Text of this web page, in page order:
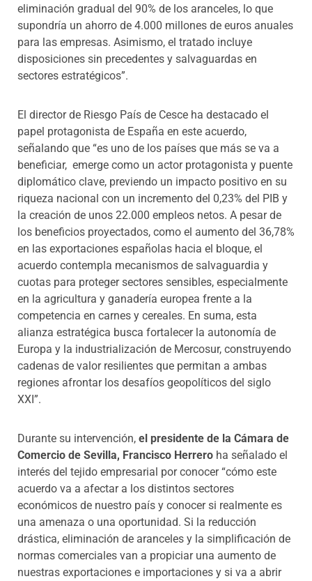
eliminación gradual del 90% de los aranceles, lo que
supondría un ahorro de 4.000 millones de euros anuales
para las empresas. Asimismo, el tratado incluye
disposiciones sin precedentes y salvaguardas en
sectores estratégicos”.
El director de Riesgo País de Cesce ha destacado el
papel protagonista de España en este acuerdo,
señalando que “es uno de los países que más se va a
beneficiar, emerge como un actor protagonista y puente
diplomático clave, previendo un impacto positivo en su
riqueza nacional con un incremento del 0,23% del PIB y
la creación de unos 22.000 empleos netos. A pesar de
los beneficios proyectados, como el aumento del 36,78%
en las exportaciones españolas hacia el bloque, el
acuerdo contempla mecanismos de salvaguardia y
cuotas para proteger sectores sensibles, especialmente
en la agricultura y ganadería europea frente a la
competencia en carnes y cereales. En suma, esta
alianza estratégica busca fortalecer la autonomía de
Europa y la industrialización de Mercosur, construyendo
cadenas de valor resilientes que permitan a ambas
regiones afrontar los desafíos geopolíticos del siglo
XXI”.
Durante su intervención, el presidente de la Cámara de
Comercio de Sevilla, Francisco Herrero ha señalado el
interés del tejido empresarial por conocer “cómo este
acuerdo va a afectar a los distintos sectores
económicos de nuestro país y conocer si realmente es
una amenaza o una oportunidad. Si la reducción
drástica, eliminación de aranceles y la simplificación de
normas comerciales van a propiciar una aumento de
nuestras exportaciones e importaciones y si va a abrir